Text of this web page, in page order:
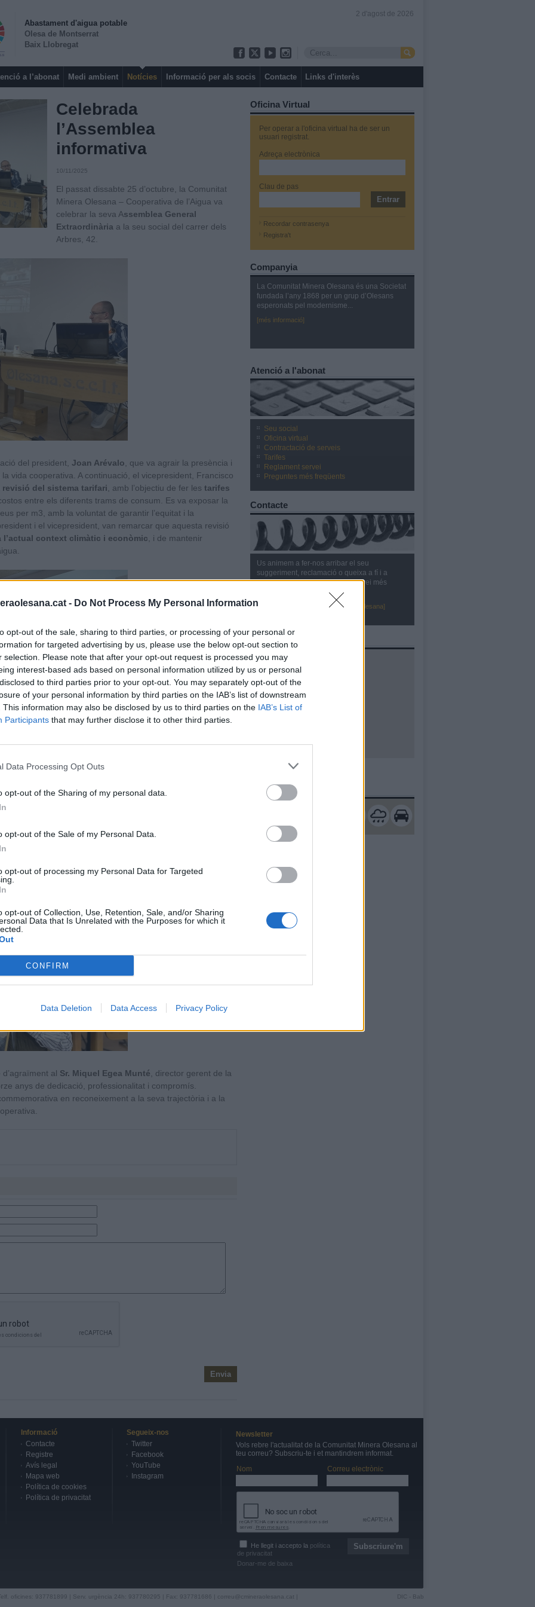
- Do Not Process My Personal Information
opt-out of the sale, sharing to third parties, or processing of your personal or
for targeted advertising by us, please use the below opt-out section to
selection. Please note that after your opt-out request is processed you may
interest-based ads based on personal information utilized by us or personal
to third parties prior to your opt-out. You may separately opt-out of the
of your personal information by third parties on the IAB’s list of downstream
This information may also be disclosed by us to third parties on the IAB’s List of
Participants that may further disclose it to other third parties.
Data Processing Opt Outs
opt-out of the Sharing of my personal data.
opt-out of the Sale of my Personal Data.
opt-out of processing my Personal Data for Targeted
opt-out of Collection, Use, Retention, Sale, and/or Sharing
Data that Is Unrelated with the Purposes for which it
CONFIRM
Data Deletion Data Access Privacy Policy
Abastament d'aigua potable
Olesa de Montserrat
Baix Llobregat
2 d'agost de 2026
a l’abonat Medi ambient Notícies Informació per als socis Contacte Links d'interès
Celebrada
l’Assemblea
informativa
10/11/2025
El passat dissabte 25 d’octubre, la Comunitat
Minera Olesana – Cooperativa de l’Aigua va
celebrar la seva Assemblea General
Extraordinària a la seu social del carrer dels
Arbres, 42.
del president, Joan Arévalo , que va agrair la presència i
vida cooperativa. A continuació, el vicepresident, Francisco
revisió del sistema tarifari , amb l’objectiu de fer les tarifes
entre els diferents trams de consum. Es va exposar la
per m3, amb la voluntat de garantir l’equitat i la
i el vicepresident, van remarcar que aquesta revisió
l’actual context climàtic i econòmic , i de mantenir
ser la presentació de la nova
i la inversió prevista, que reforcen el compromís de la
la sostenibilitat ambiental.També es va informar de la
(44 kW), insonoritzat, al dipòsit del carrer Conflent, amb
en cas d’interrupcions en el subministrament elèctric.
sistema i assegura el servei davant possibles incidències.
al Sr. Miquel Egea Munté , director gerent de la
anys de dedicació, professionalitat i compromís.
en reconeixement a la seva trajectòria i a la
Oficina Virtual
Per operar a l'oficina virtual ha de ser un
usuari registrat.
Adreça electrònica
Clau de pas
Recordar contrasenya
Registra't
Companyia
La Comunitat Minera Olesana és una Societat
fundada l’any 1868 per un grup d’Olesans
esperonats pel modernisme...
[més informació]
Atenció a l'abonat
Seu social
Oficina virtual
Contractació de serveis
Tarifes
Reglament servei
Preguntes més freqüents
Contacte
Us animem a fer-nos arribar el seu
suggeriment, reclamació o queixa a fí i a
efecte de poder oferir-vos un servei més
[contacta amb la Comunitat Minera Olesana]
Instal·lacions
Consells d'ús d'aigua
Newsletter
Vols rebre l'actualitat de la Comunitat Minera Olesana al
teu correu? Subscriu-te i et mantindrem informat.
Nom
Correu electrònic
He llegit i accepto la política
de privacitat
Donar-me de baixa
Informació
Contacte
Registre
Avís legal
Mapa web
Política de cookies
Política de privacitat
Segueix-nos
Twitter
Facebook
YouTube
Instagram
oficines: 937781899 | Serv. urgència 24h: 937780295 | Fax: 937781686 | correu@cmineraolesana.cat DIC Bab